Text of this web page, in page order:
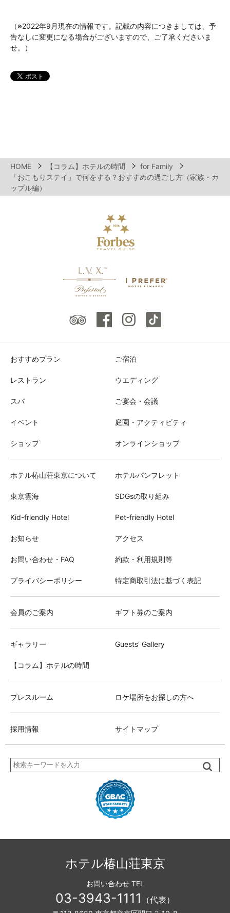
（※2022年9月現在の情報です。記載の内容につきましては、予
告なしに変更になる場合がございますので、ご了承くださいま
せ。）
HOME 【コラム】ホテルの時間
for Family
「おこもりステイ」で何をする？おすすめの過ごし方（家族・カ
ップル編）
おすすめプラン ご宿泊
レストラン ウエディング
スパ ご宴会・会議
イベント 庭園・アクティビティ
ショップ オンラインショップ
ホテル椿山荘東京について ホテルパンフレット
東京雲海 SDGsの取り組み
Kid-friendly Hotel Pet-friendly Hotel
お知らせ アクセス
お問い合わせ・FAQ 約款・利用規則等
プライバシーポリシー 特定商取引法に基づく表記
会員のご案内 ギフト券のご案内
ギャラリー Guests' Gallery
【コラム】ホテルの時間
プレスルーム ロケ場所をお探しの方へ
採用情報 サイトマップ
ホテル椿山荘東京
お問い合わせ TEL
03-3943-1111 （代表）